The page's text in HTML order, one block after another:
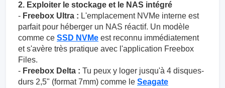
2. Exploiter le stockage et le NAS intégré
- Freebox Ultra : L'emplacement NVMe interne est
parfait pour héberger un NAS réactif. Un modèle
comme ce SSD NVMe est reconnu immédiatement
et s'avère très pratique avec l'application Freebox
Files.
- Freebox Delta : Tu peux y loger jusqu'à 4 disques-
durs 2,5" (format 7mm) comme le Seagate